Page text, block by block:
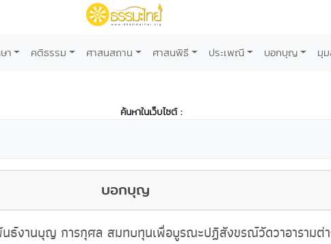
า คติธรรม ศาสนสถาน ศาสนพิธี ประเพณี บอกบุญ มุ
ค้นหาในเว็บไซต์ :
บอกบุญ
นธ์งานบุญ การกุศล สมทบทุนเพื่อบูรณะปฏิสังขรณ์วัดวาอารามต่